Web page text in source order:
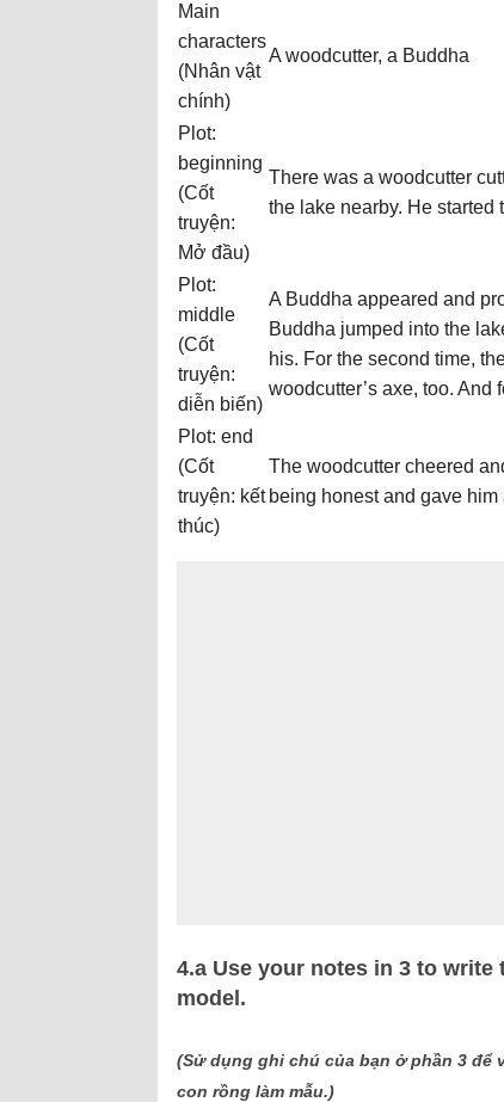
Main
characters
(Nhân vật
chính)
A woodcutter, a Buddha
Plot:
beginning
(Cốt
truyện:
Mở đầu)
There was a woodcutter
the lake nearby. He started
Plot:
middle
(Cốt
truyện:
diễn biến)
A Buddha appeared and
Buddha jumped into the
his. For the second time,
woodcutter’s axe, too. And
Plot: end
(Cốt
truyện: kết
thúc)
The woodcutter cheered
being honest and gave him
4.a Use your notes in 3 to
model.
(Sử dụng ghi chú của bạn ở phần 3 để
con rồng làm mẫu.)